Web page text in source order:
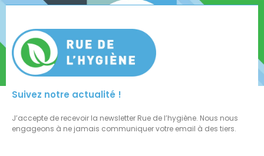
Suivez notre actualité !
J’accepte de recevoir la newsletter Rue de l’hygiène. Nous nous
engageons à ne jamais communiquer votre email à des tiers.